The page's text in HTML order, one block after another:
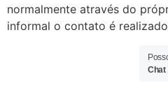
normalmente através do
informal o contato é
Chat